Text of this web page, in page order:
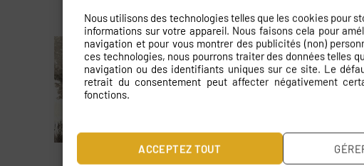
Nous utilisons des technologies telles que les cookies pour
informations sur votre appareil. Nous faisons cela pour
navigation et pour vous montrer des publicités (non)
ces technologies, nous pourrons traiter des données telles
navigation ou des identifiants uniques sur ce site. Le
retrait du consentement peut affecter négativement
fonctions.
ACCEPTEZ TOUT
11.83
Papier peint Cerf caché parmi les arbres